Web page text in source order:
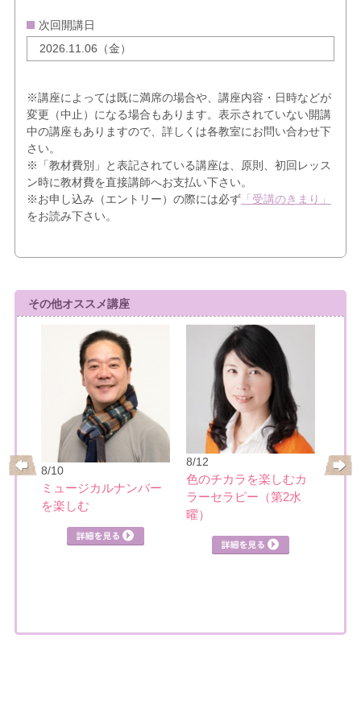
次回開講日
2026.11.06（金）
※講座によっては既に満席の場合や、講座内容・日時などが
変更（中止）になる場合もあります。表示されていない開講
中の講座もありますので、詳しくは各教室にお問い合わせ下
さい。
※「教材費別」と表記されている講座は、原則、初回レッス
ン時に教材費を直接講師へお支払い下さい。
※お申し込み（エントリー）の際には必ず「受講のきまり」
をお読み下さい。
その他オススメ講座
ぐ
8/10
ミュージカルナンバー
を楽しむ
8/12
色のチカラを楽しむカ
ラーセラピー（第2水
曜）
リー
詳細を見る